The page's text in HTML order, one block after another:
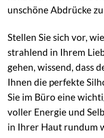
unschöne Abdrücke
Stellen Sie sich vor,
strahlend in Ihrem
gehen, wissend, dass
Ihnen die perfekte
Sie im Büro eine
voller Energie und
in Ihrer Haut rundum